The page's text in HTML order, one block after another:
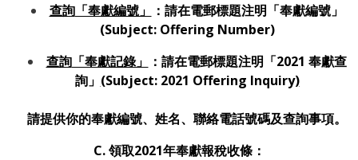
查詢「奉獻編號」
：請在電郵標題注明「奉獻編號」
(Subject: Offering Number)
查詢「奉獻記錄」 ：請在電郵標題注明「2021 奉獻查
詢」 (Subject: 2021 Offering Inquiry)
請提供你的奉獻編號、姓名、聯絡電話號碼及查詢事項。
C. 領取2021年奉獻報稅收條：